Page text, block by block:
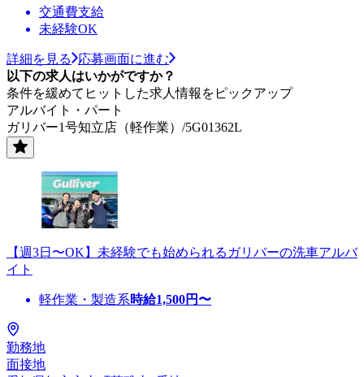
交通費支給
未経験OK
詳細を見る
応募画面に進む
以下の求人はいかがですか？
条件を緩めてヒットした求人情報をピックアップ
アルバイト・パート
ガリバー1号知立店（軽作業）/5G01362L
【週3日〜OK】未経験でも始められるガリバーの洗車アルバ
イト
軽作業・製造系時給1,500円〜
勤務地
面接地